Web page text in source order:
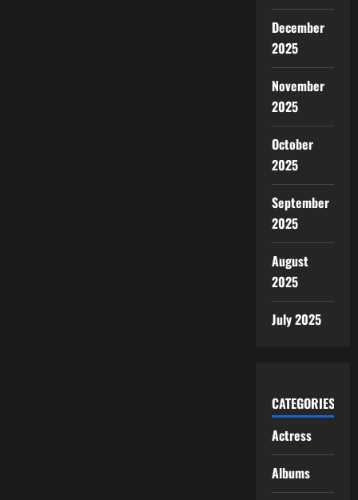
December
2025
November
2025
October
2025
September
2025
August
2025
July 2025
CATEGORIES
Actress
Albums